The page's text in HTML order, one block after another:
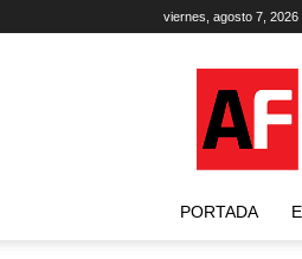
viernes, agosto 7, 2026
PORTADA